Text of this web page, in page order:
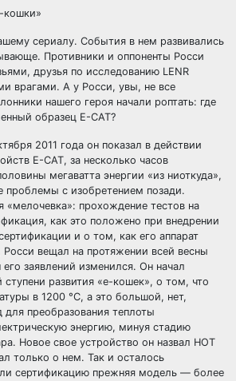
кошки»
сериалу. События в нем развивались
Противники и оппоненты Росси
друзья по исследованию LENR
врагами. А у Росси, увы, не все
нашего героя начали роптать: где
образец Е-САТ?
2011 года он показал в действии
Е-САТ, за несколько часов
мегаватта энергии «из ниоткуда»,
проблемы с изобретением позади.
«мелочевка»: прохождение тестов на
как это положено при внедрении
и о том, как его аппарат
Росси вещал на протяжении всей весны
заявлений изменился. Он начал
ступени развития «е-кошек», о том, что
в 1200 °C, а это большой, нет,
преобразования теплоты
энергию, минуя стадию
Новое свое устройство он назвал НОТ
только о нем. Так и осталось
сертификацию прежняя модель — более